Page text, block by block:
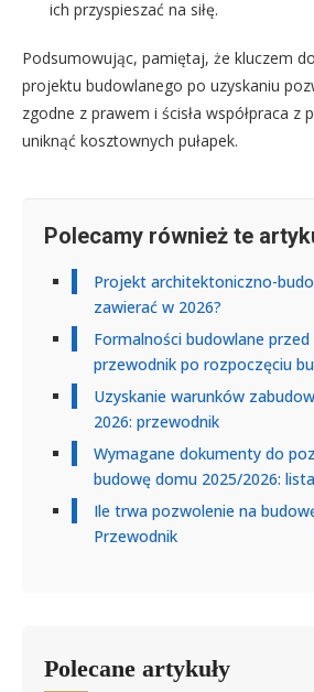
ich przyspieszać na siłę.
Podsumowując, pamiętaj, że kluczem
projektu budowlanego po uzyskaniu
zgodne z prawem i ścisła współpraca z
uniknąć kosztownych pułapek.
Polecamy również te
Projekt architektoniczno-
zawierać w 2026?
Formalności budowlane
przewodnik po rozpoczęciu
Uzyskanie warunków
2026: przewodnik
Wymagane dokumenty do
budowę domu 2025/2026:
Ile trwa pozwolenie na
Przewodnik
Polecane artykuły